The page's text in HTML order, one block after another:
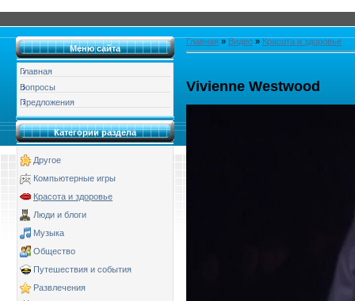
Меню сайта
Главная
Вопросы
Предложения
Категории раздела
Другое
Компьютерные игры
Красота и здоровье
Люди и блоги
Музыка
Общество
Путешествия и события
Развлечения
Главная » Видео » Красота и здоровье
Vivienne Westwood